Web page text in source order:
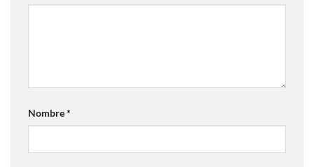
Nombre*